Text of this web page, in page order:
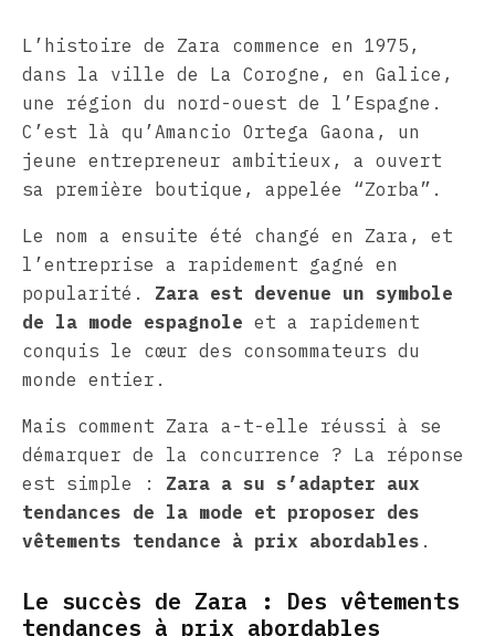
L’histoire de Zara commence en 1975,
dans la ville de La Corogne, en Galice,
une région du nord-ouest de l’Espagne.
C’est là qu’Amancio Ortega Gaona, un
jeune entrepreneur ambitieux, a ouvert
sa première boutique, appelée “Zorba”.
Le nom a ensuite été changé en Zara, et
l’entreprise a rapidement gagné en
popularité. Zara est devenue un symbole
de la mode espagnole et a rapidement
conquis le cœur des consommateurs du
monde entier.
Mais comment Zara a-t-elle réussi à se
démarquer de la concurrence ? La réponse
est simple : Zara a su s’adapter aux
tendances de la mode et proposer des
vêtements tendance à prix abordables .
Le succès de Zara : Des vêtements
tendances à prix abordables